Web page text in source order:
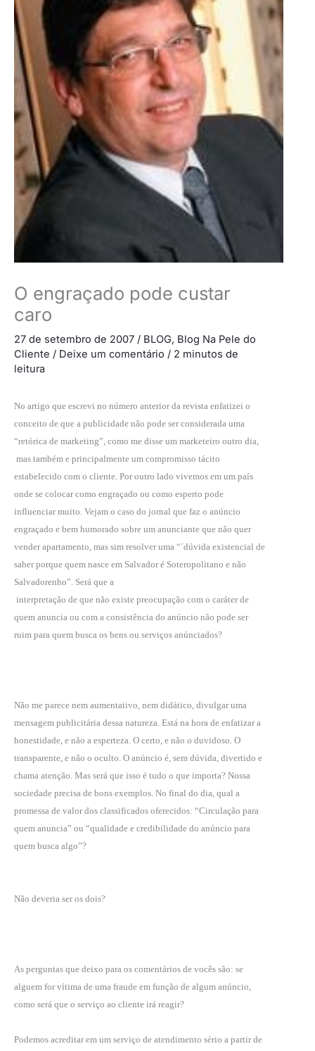
O engraçado pode custar
caro
27 de setembro de 2007 / BLOG, Blog Na Pele do
Cliente / Deixe um comentário / 2 minutos de
leitura
No artigo que escrevi no número anterior da revista enfatizei o
conceito de que a publicidade não pode ser considerada uma
“retórica de marketing”, como me disse um marketeiro outro dia,
mas também e principalmente um compromisso tácito
estabelecido com o cliente. Por outro lado vivemos em um país
onde se colocar como engraçado ou como esperto pode
influenciar muito. Vejam o caso do jornal que faz o anúncio
engraçado e bem humorado sobre um anunciante que não quer
vender apartamento, mas sim resolver uma “´dúvida existencial de
saber porque quem nasce em Salvador é Soteropolitano e não
Salvadorenho”. Será que a
interpretação de que não existe preocupação com o caráter de
quem anuncia ou com a consistência do anúncio não pode ser
ruim para quem busca os bens ou serviços anúnciados?
Não me parece nem aumentativo, nem didático, divulgar uma
mensagem publicitária dessa natureza. Está na hora de enfatizar a
honestidade, e não a esperteza. O certo, e não o duvidoso. O
transparente, e não o oculto. O anúncio é, sem dúvida, divertido e
chama atenção. Mas será que isso é tudo o que importa? Nossa
sociedade precisa de bons exemplos. No final do dia, qual a
promessa de valor dos classificados oferecidos: “Circulação para
quem anuncia” ou “qualidade e credibilidade do anúncio para
quem busca algo”?
Não deveria ser os dois?
As perguntas que deixo para os comentários de vocês são: se
alguem for vítima de uma fraude em função de algum anúncio,
como será que o serviço ao cliente irá reagir?
Podemos acreditar em um serviço de atendimento sério a partir de